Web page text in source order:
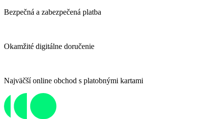
Bezpečná a zabezpečená platba
Okamžité digitálne doručenie
Najväčší online obchod s platobnými kartami